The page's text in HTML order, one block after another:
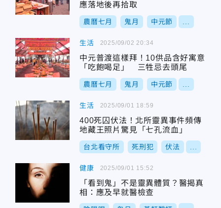
應落地後再拾取
農曆七月 鬼月 中元節
生活
中元普渡這樣拜！10供品含好寓意
「吃飽喝足」 三牲忌去頭尾
農曆七月 鬼月 中元節
2025/09/02 20:34
生活
400死囚伏法！北所靈異事件頻傳
地藏王照片驚見「七孔流血」
台北看守所 死刑犯 伏法
2025/09/01 18:59
健康
「看到鬼」不是靈異體質？醫揭真
相：應及早就醫檢查
2025/09/01 15:52